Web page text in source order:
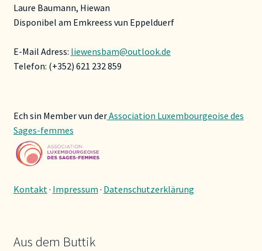
Laure Baumann, Hiewan
Disponibel am Emkreess vun Eppelduerf
E-Mail Adress: liewensbam@outlook.de
Telefon: (+352) 621 232 859
Ech sin Member vun derAssociation Luxembourgeoise des
Sages-femmes
Kontakt · Impressum · Datenschutzerklärung
Aus dem Buttik